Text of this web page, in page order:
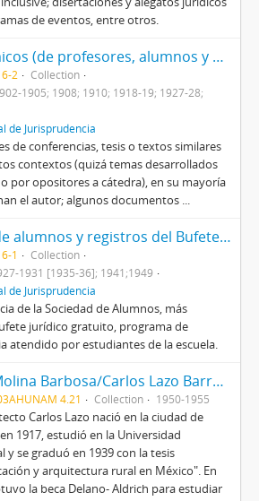
de eventos, entre otros.
Trabajos académicos (de profesores, alumnos y externos)
2
Collection
1905; 1908; 1910; 1918-19; 1927-28;
de Jurisprudencia
de conferencias, tesis o textos similares
contextos (quizá temas desarrollados
por opositores a cátedra), en su mayoría
el autor; algunos documentos ...
Organizaciones de alumnos y registros del Bufete Gratuito
1
Collection
1931 [1935-36]; 1941;1949
de Jurisprudencia
de la Sociedad de Alumnos, más
jurídico gratuito, programa de
atendido por estudiantes de la escuela.
Saúl Molina Barbosa/Carlos Lazo Barreiro
4.21 Collection 1950-1955
Carlos Lazo nació en la ciudad de
1917, estudió en la Universidad
y se graduó en 1939 con la tesis
y arquitectura rural en México". En
la beca Delano- Aldrich para estudiar